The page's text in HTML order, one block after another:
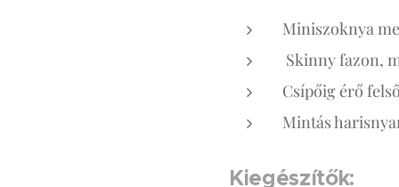
Miniszoknya
Skinny fazon,
Csípőig érő
Mintás
Kiegészítők: